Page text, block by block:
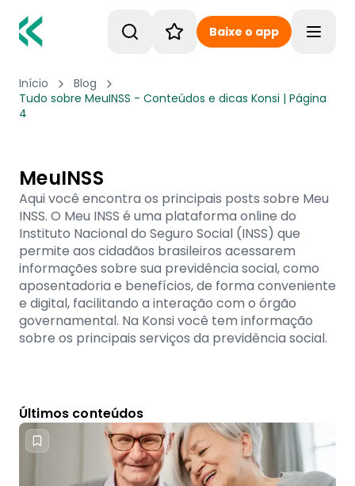
Baixe o app
Início
Blog
Tudo sobre MeuINSS - Conteúdos e dicas Konsi | Página
4
MeuINSS
Aqui você encontra os principais posts sobre Meu
INSS. O Meu INSS é uma plataforma online do
Instituto Nacional do Seguro Social (INSS) que
permite aos cidadãos brasileiros acessarem
informações sobre sua previdência social, como
aposentadoria e benefícios, de forma conveniente
e digital, facilitando a interação com o órgão
governamental. Na Konsi você tem informação
sobre os principais serviços da previdência social.
Últimos conteúdos